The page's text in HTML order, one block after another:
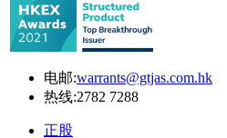
电邮:warrants@gtjas.com.hk
热线:2782 7288
正股